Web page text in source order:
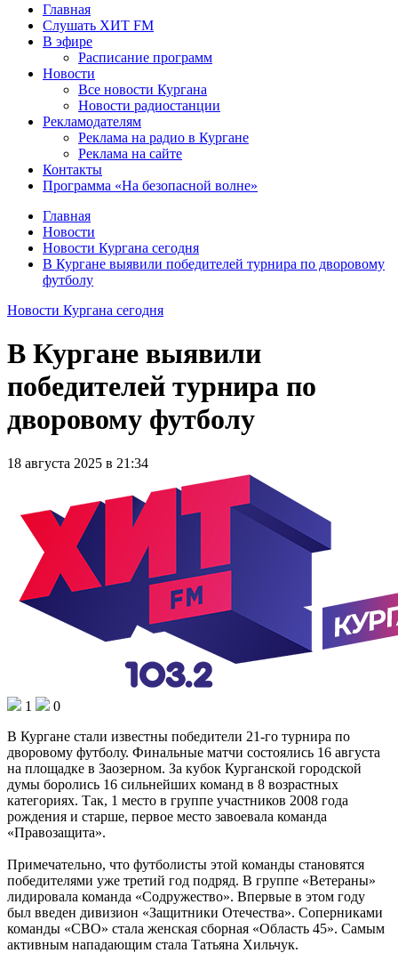
Главная
Слушать ХИТ FM
В эфире
Расписание программ
Новости
Все новости Кургана
Новости радиостанции
Рекламодателям
Реклама на радио в Кургане
Реклама на сайте
Контакты
Программа «На безопасной волне»
Главная
Новости
Новости Кургана сегодня
В Кургане выявили победителей турнира по дворовому
футболу
Новости Кургана сегодня
В Кургане выявили
победителей турнира по
дворовому футболу
18 августа 2025 в 21:34
1
0
В Кургане стали известны победители 21-го турнира по
дворовому футболу. Финальные матчи состоялись 16 августа
на площадке в Заозерном. За кубок Курганской городской
думы боролись 16 сильнейших команд в 8 возрастных
категориях. Так, 1 место в группе участников 2008 года
рождения и старше, первое место завоевала команда
«Правозащита».
Примечательно, что футболисты этой команды становятся
победителями уже третий год подряд. В группе «Ветераны»
лидировала команда «Содружество». Впервые в этом году
был введен дивизион «Защитники Отечества». Соперниками
команды «СВО» стала женская сборная «Область 45». Самым
активным нападающим стала Татьяна Хильчук.